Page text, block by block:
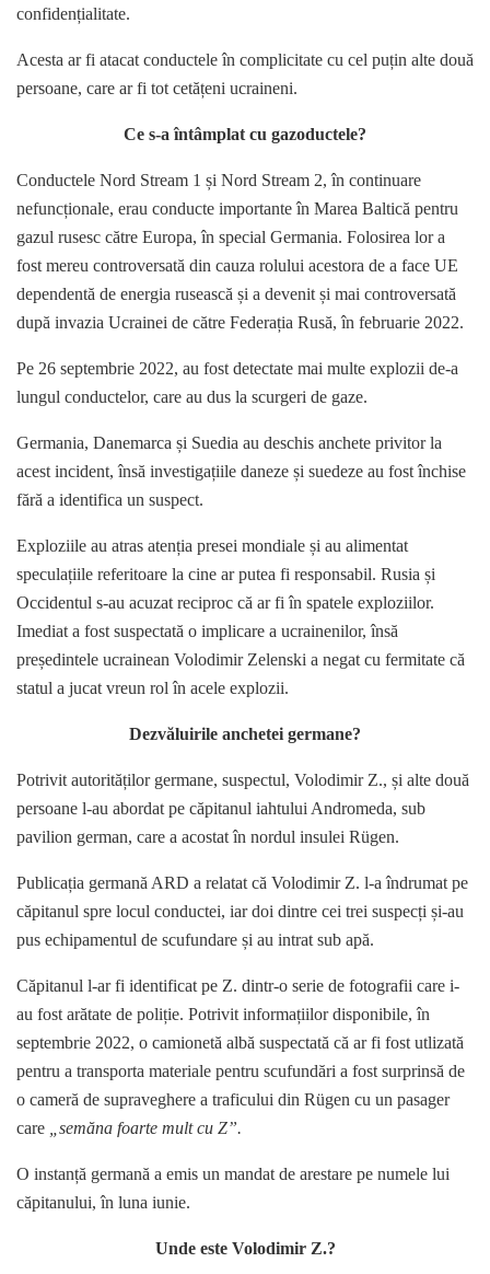
confidențialitate.
Acesta ar fi atacat conductele în complicitate cu cel puțin alte două
persoane, care ar fi tot cetățeni ucraineni.
Ce s-a întâmplat cu gazoductele?
Conductele Nord Stream 1 și Nord Stream 2, în continuare
nefuncționale, erau conducte importante în Marea Baltică pentru
gazul rusesc către Europa, în special Germania. Folosirea lor a
fost mereu controversată din cauza rolului acestora de a face UE
dependentă de energia rusească și a devenit și mai controversată
după invazia Ucrainei de către Federația Rusă, în februarie 2022.
Pe 26 septembrie 2022, au fost detectate mai multe explozii de-a
lungul conductelor, care au dus la scurgeri de gaze.
Germania, Danemarca și Suedia au deschis anchete privitor la
acest incident, însă investigațiile daneze și suedeze au fost închise
fără a identifica un suspect.
Exploziile au atras atenția presei mondiale și au alimentat
speculațiile referitoare la cine ar putea fi responsabil. Rusia și
Occidentul s-au acuzat reciproc că ar fi în spatele exploziilor.
Imediat a fost suspectată o implicare a ucrainenilor, însă
președintele ucrainean Volodimir Zelenski a negat cu fermitate că
statul a jucat vreun rol în acele explozii.
Dezvăluirile anchetei germane?
Potrivit autorităților germane, suspectul, Volodimir Z., și alte două
persoane l-au abordat pe căpitanul iahtului Andromeda, sub
pavilion german, care a acostat în nordul insulei Rügen.
Publicația germană ARD a relatat că Volodimir Z. l-a îndrumat pe
căpitanul spre locul conductei, iar doi dintre cei trei suspecți și-au
pus echipamentul de scufundare și au intrat sub apă.
Căpitanul l-ar fi identificat pe Z. dintr-o serie de fotografii care i-
au fost arătate de poliție. Potrivit informațiilor disponibile, în
septembrie 2022, o camionetă albă suspectată că ar fi fost utlizată
pentru a transporta materiale pentru scufundări a fost surprinsă de
o cameră de supraveghere a traficului din Rügen cu un pasager
care
„semăna foarte mult cu Z”.
O instanță germană a emis un mandat de arestare pe numele lui
căpitanului, în luna iunie.
Unde este Volodimir Z.?